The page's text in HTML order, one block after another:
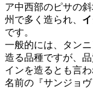
ア中西部のピサの
州で多く造られ、
です。
一般的には、タン
造る品種ですが、
インを造るとも言わ
名前の『サンジョ